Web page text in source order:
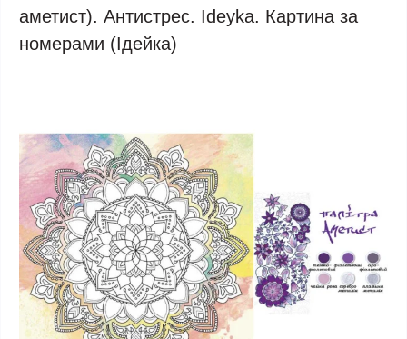
аметист). Антистрес. Ideyka. Картина за
номерами (Ідейка)